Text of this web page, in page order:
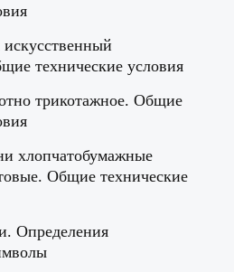
технические условия
трикотажное. Общие
хлопчатобумажные
Общие технические
Определения